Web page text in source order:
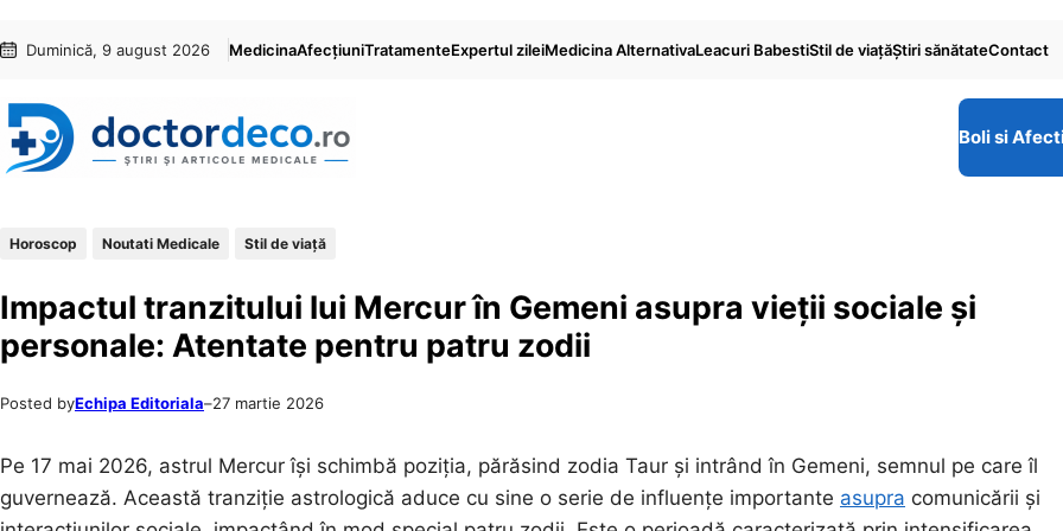
conținut
content
Duminică, 9 august 2026 MedicinaAfecțiuniTratamenteExpertul zileiMedicina AlternativaLeacuri BabestiStil de viaţăŞtiri sănătateContact
Boli si
Horoscop Noutati Medicale Stil de viaţă
Impactul tranzitului lui Mercur în Gemeni asupra vieții sociale și
personale: Atentate pentru patru zodii
Posted byEchipa Editoriala–27 martie 2026
Pe 17 mai 2026, astrul Mercur își schimbă poziția, părăsind zodia Taur și intrând în Gemeni, semnul pe care îl
guvernează. Această tranziție astrologică aduce cu sine o serie de influențe importante asupra comunicării și